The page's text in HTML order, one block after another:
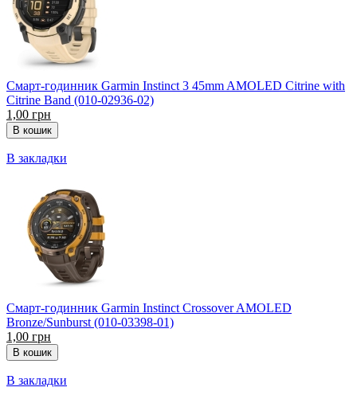
Смарт-годинник Garmin Instinct 3 45mm AMOLED Citrine with
Citrine Band (010-02936-02)
1,00 грн
В закладки
Смарт-годинник Garmin Instinct Crossover AMOLED
Bronze/Sunburst (010-03398-01)
1,00 грн
В закладки